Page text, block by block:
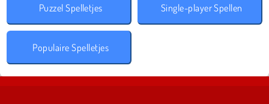
Puzzel Spelletjes Single-player Spellen
Populaire Spelletjes